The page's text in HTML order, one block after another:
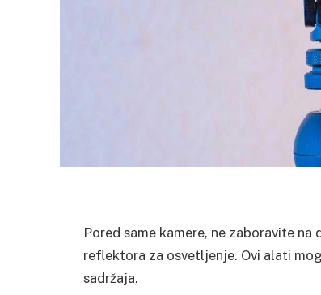
Pored same kamere, ne zaboravite
reflektora za osvetljenje. Ovi alati
sadržaja.